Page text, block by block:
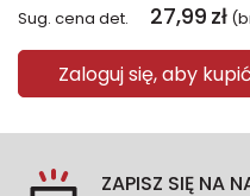
Sug. cena det. 27,99 zł
Zaloguj się, aby kupić
ZAPISZ SIĘ NA